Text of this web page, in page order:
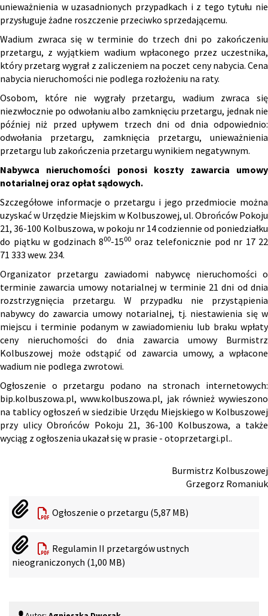
unieważnienia w uzasadnionych przypadkach i z tego tytułu nie
przysługuje żadne roszczenie przeciwko sprzedającemu.
Wadium zwraca się w terminie do trzech dni po zakończeniu
przetargu, z wyjątkiem wadium wpłaconego przez uczestnika,
który przetarg wygrał z zaliczeniem na poczet ceny nabycia. Cena
nabycia nieruchomości nie podlega rozłożeniu na raty.
Osobom, które nie wygrały przetargu, wadium zwraca się
niezwłocznie po odwołaniu albo zamknięciu przetargu, jednak nie
później niż przed upływem trzech dni od dnia odpowiednio:
odwołania przetargu, zamknięcia przetargu, unieważnienia
przetargu lub zakończenia przetargu wynikiem negatywnym.
Nabywca nieruchomości ponosi koszty zawarcia umowy
notarialnej oraz opłat sądowych.
Szczegółowe informacje o przetargu i jego przedmiocie można
uzyskać w Urzędzie Miejskim w Kolbuszowej, ul. Obrońców Pokoju
21, 36-100 Kolbuszowa, w pokoju nr 14 codziennie od poniedziałku
do piątku w godzinach 800-1500 oraz telefonicznie pod nr 17 22
71 333 wew. 234.
Organizator przetargu zawiadomi nabywcę nieruchomości o
terminie zawarcia umowy notarialnej w terminie 21 dni od dnia
rozstrzygnięcia przetargu. W przypadku nie przystąpienia
nabywcy do zawarcia umowy notarialnej, tj. niestawienia się w
miejscu i terminie podanym w zawiadomieniu lub braku wpłaty
ceny nieruchomości do dnia zawarcia umowy Burmistrz
Kolbuszowej może odstąpić od zawarcia umowy, a wpłacone
wadium nie podlega zwrotowi.
Ogłoszenie o przetargu podano na stronach internetowych:
bip.kolbuszowa.pl,www.kolbuszowa.pl, jak również wywieszono
na tablicy ogłoszeń w siedzibie Urzędu Miejskiego w Kolbuszowej
przy ulicy Obrońców Pokoju 21, 36-100 Kolbuszowa, a także
wyciąg z ogłoszenia ukazał się w prasie - otoprzetargi.pl..
Burmistrz Kolbuszowej
Grzegorz Romaniuk
Ogłoszenie o przetargu (5,87 MB)
Regulamin II przetargów ustnych
nieograniczonych (1,00 MB)